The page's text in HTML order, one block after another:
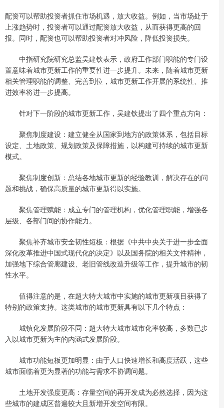
配资可以帮助投资者抓住市场机遇，放大收益。例如，当市场处于
上涨趋势时，投资者可以通过配资放大收益，从而获得更高的回
报。同时，配资也可以帮助投资者对冲风险，降低投资损失。
中指研究院研究总监吴建钦表示，政府工作部门职能的专门设
置意味着城市更新工作的重要性进一步提升。未来，随着城市更新
相关管理职能的调整、完善到位，城市更新工作开展的系统性、推
进效率将进一步提高。
针对下一阶段的城市更新工作，吴建钦提出了四个重点方向：
聚焦制度建设：建立健全从国家到地方的政策体系，包括目标
设定、土地政策、规划政策及保障措施，以构建可持续的城市更新
模式。
聚焦制度创新：总结各地城市更新的经验教训，解决存在的问
题和挑战，确保高质量的城市更新得以实施。
聚焦管理赋能：成立专门的管理机构，优化管理职能，增强各
层级、各部门间的协作能力。
聚焦补齐城市安全韧性短板：根据《中共中央关于进一步全面
深化改革推进中国式现代化的决定》以及国务院的相关文件精神，
加强地下综合管廊建设、老旧管线改造升级等工作，提升城市的韧
性水平。
值得注意的是，在超大特大城市中实施的城市更新项目获得了
特别的政策支持。这类城市的城市更新具有以下几个特点：
城镇化发展阶段不同：超大特大城市城市化率较高，多数已步
入以城市更新为主的内涵式发展阶段。
城市功能短板更加明显：由于人口快速增长和高度活跃，这些
城市面临着更为显著的功能与需求不协调问题。
土地开发强度更高：存量空间的再开发成为必然选择，因为这
些城市的建成区普遍较大且新增开发空间有限。